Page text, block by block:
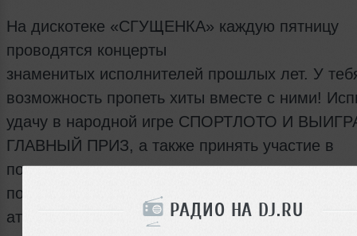
РАДИО НА DJ.RU
На дискотеке «СГУЩЕНКА» каждую пятницу
проводятся концерты
знаменитых исполнителей прошлых лет. У
возможность пропеть хиты вместе с ними!
удачу в народной игре СПОРТЛОТО И
ГЛАВНЫЙ ПРИЗ, а также принять участие в
позитивных конкурсах с ценными призами,
потанцевать под отличную музыку в
атмосфере - все это снова